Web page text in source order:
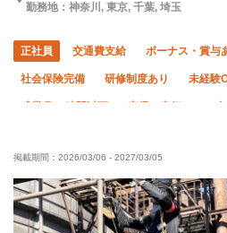
勤務地：神奈川, 東京, 千葉, 埼玉
正社員 交通費支給 ボーナス・賞与
社会保険完備 研修制度あり 未経験
掲載期間： 2026/03/06 - 2027/03/05